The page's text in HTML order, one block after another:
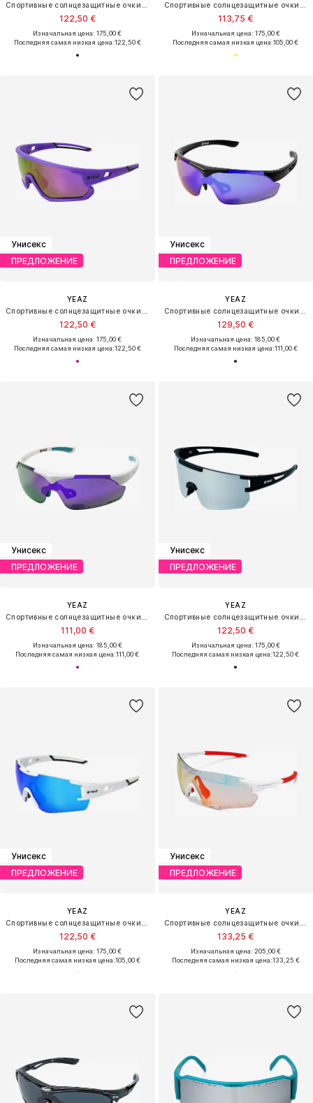
122,50 €
Изначальная цена: 175,00 €
Последняя самая низкая цена:122,50 €
113,75 €
Изначальная цена: 175,00 €
Последняя самая низкая цена:105,00 €
Унисекс
ПРЕДЛОЖЕНИЕ
YEAZ
122,50 €
Изначальная цена: 175,00 €
Последняя самая низкая цена:122,50 €
Унисекс
ПРЕДЛОЖЕНИЕ
YEAZ
129,50 €
Изначальная цена: 185,00 €
Последняя самая низкая цена:111,00 €
Унисекс
ПРЕДЛОЖЕНИЕ
YEAZ
111,00 €
Изначальная цена: 185,00 €
Последняя самая низкая цена:111,00 €
Унисекс
ПРЕДЛОЖЕНИЕ
YEAZ
122,50 €
Изначальная цена: 175,00 €
Последняя самая низкая цена:122,50 €
Унисекс
ПРЕДЛОЖЕНИЕ
YEAZ
122,50 €
Изначальная цена: 175,00 €
Последняя самая низкая цена:105,00 €
Унисекс
ПРЕДЛОЖЕНИЕ
YEAZ
133,25 €
Изначальная цена: 205,00 €
Последняя самая низкая цена:133,25 €